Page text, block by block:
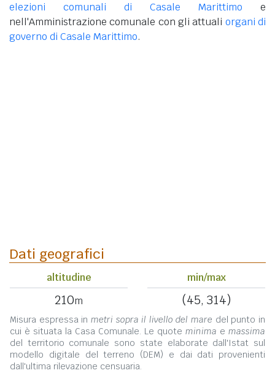
elezioni comunali di Casale Marittimo e
nell'Amministrazione comunale con gli attuali organi di
governo di Casale Marittimo.
Dati geografici
altitudine
210m
min/max
(45, 314)
Misura espressa in metri sopra il livello del mare del punto in
cui è situata la Casa Comunale. Le quote minima e massima
del territorio comunale sono state elaborate dall'Istat sul
modello digitale del terreno (DEM) e dai dati provenienti
dall'ultima rilevazione censuaria.